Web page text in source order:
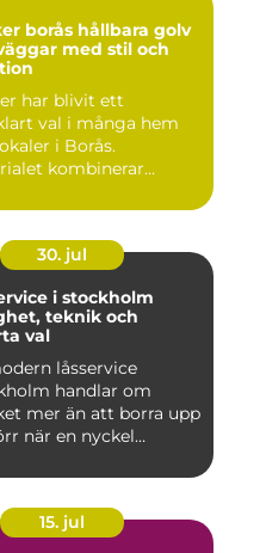
hållbara golv
med stil och
har blivit ett
val i många hem
i Borås.
kombinerar
30. jul
i stockholm
teknik och
val
låsservice
handlar om
mer än att borra upp
när en nyckel
15. jul